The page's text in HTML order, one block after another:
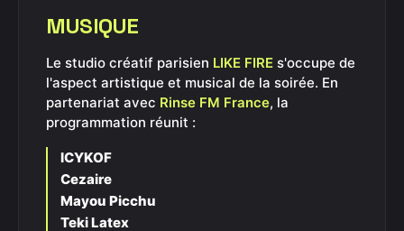
MUSIQUE
Le studio créatif parisien LIKE FIRE s'occupe de
l'aspect artistique et musical de la soirée. En
partenariat avec Rinse FM France, la
programmation réunit :
ICYKOF
Cezaire
Mayou Picchu
Teki Latex